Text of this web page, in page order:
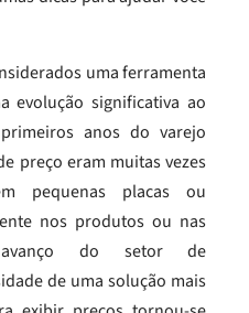
uma ferramenta
evolução significativa ao
anos do varejo
preço eram muitas vezes
pequenas placas ou
nos produtos ou nas
do setor de
de uma solução mais